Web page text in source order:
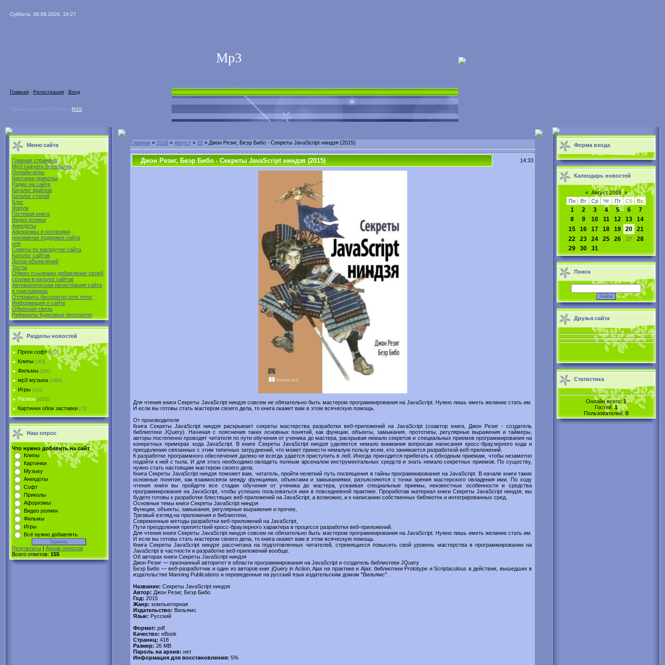
Суббота, 08.08.2026, 19:27
Мp3
Главная | Регистрация | Вход
RSS
Меню сайта
Главная страница
Mp3 скачать бесплатно
Онлайн игры
Картинки приколы
Радио на сайте
Каталог файлов
Каталог статей
Блог
Форум
Гостевая книга
Видео ролики
Анекдоты
Афоризмы и поговорки
рекламная подержка сайта
нлп
Советы по раскрутке сайта
Католог сайтов
Доска объявлений
Тесты
Обмен ссылками добавление своей
ссылки в католог сайтов
Автоматическая регистрация сайта
в поиcкавиках
Отправить бесплатно sms mms
Информация о сайте
Обратная связь
Рефераты Курсовые бесплатно
Разделы новостей
Проги софт [172]
Клипы [263]
Фильмы [161]
мр3 музыка [1980]
Игры [152]
Разное [4322]
Картинки обои заставки [73]
Наш опрос
Что нужно добавить на сайт
Клипы
Картинки
Музыку
Анекдоты
Софт
Приколы
Афоризмы
Видео ролики
Фильмы
Игры
Всё нужно добавлять
Результаты | Архив опросов
Всего ответов: 155
Главная » 2016 » Август » 20 » Джон Резиг, Беэр Бибо - Секреты JavaScript ниндзя (2015)
Джон Резиг, Беэр Бибо - Секреты JavaScript ниндзя (2015) 14:33
Для чтения книги Секреты JavaScript ниндзя совсем не обязательно быть мастером программирования на JavaScript. Нужно лишь иметь желание стать им.
И если вы готовы стать мастером своего дела, то книга окажет вам в этом всяческую помощь.
От производителя
Книга Секреты JavaScript ниндзя раскрывает секреты мастерства разработки веб-приложений на JavaScript (соавтор книги, Джон Резиг - создатель
библиотеки JQuery). Начиная с пояснения таких основных понятий, как функции, объекты, замыкания, прототипы, регулярные выражения и таймеры,
авторы постепенно проводят читателя по пути обучения от ученика до мастера, раскрывая немало секретов и специальных приемов программирования на
конкретных примерах кода JavaScript. В книге Секреты JavaScript ниндзя уделяется немало внимания вопросам написания кросс-браузерного кода и
преодолению связанных с этим типичных затруднений, что может принести немалую пользу всем, кто занимается разработкой веб-приложений.
К разработке программного обеспечения далеко не всегда удается приступить в лоб. Иногда приходится прибегать к обходным приемам, чтобы незаметно
подойти к ней с тыла. И для этого необходимо овладеть полным арсеналом инструментальных средств и знать немало секретных приемов. По существу,
нужно стать настоящим мастером своего дела.
Книга Секреты JavaScript ниндзя поможет вам, читатель, пройти нелегкий путь посвящения в тайны программирования на JavaScript. В начале книги такие
основные понятия, как взаимосвязи между функциями, объектами и замыканиями, разъясняются с точки зрения мастерского овладения ими. По ходу
чтения книги вы пройдете все стадии обучения от ученика до мастера, усваивая специальные приемы, неизвестные особенности и средства
программирования на JavaScript, чтобы успешно пользоваться ими в повседневной практике. Проработав материал книги Секреты JavaScript ниндзя, вы
будете готовы к разработке блестящих веб-приложений на JavaScript, а возможно, и к написанию собственных библиотек и интегрированных сред.
Основные темы книги Секреты JavaScript ниндзя
Функции, объекты, замыкания, регулярные выражения и прочее,
Трезвый взгляд на приложения и библиотеки,
Современные методы разработки веб-приложений на JavaScript,
Пути преодоления препятствий кросс-браузерного характера в процессе разработки веб-приложений.
Для чтения книги Секреты JavaScript ниндзя совсем не обязательно быть мастером программирования на JavaScript. Нужно лишь иметь желание стать им.
И если вы готовы стать мастером своего дела, то книга окажет вам в этом всяческую помощь.
Книга Секреты JavaScript ниндзя рассчитана на подготовленных читателей, стремящихся повысить свой уровень мастерства в программировании на
JavaScript в частности и разработке веб-приложений вообще.
Об авторах книги Секреты JavaScript ниндзя
Джон Резиг — признанный авторитет в области программирования на JavaScript и создатель библиотеки JQuery
Беэр Бибо — веб-разработчик и один из авторов книг jQuery in Action, Ajax на практике и Ajax: библиотеки Prototype и Scriptaculous в действии, вышедших в
издательстве Manning Publications и переведенные на русский язык издательским домом "Вильямс".
Название: Секреты JavaScript ниндзя
Автор: Джон Резиг, Беэр Бибо
Год: 2015
Жанр: компьютерная
Издательство: Вильямс
Язык: Русский
Формат: pdf
Качество: eBook
Страниц: 418
Размер: 26 MB
Пароль на архив: нет
Информация для восстановления: 5%
Форма входа
Календарь новостей
« Август 2016 »
Пн
Вт Ср Чт Пт Сб Вс
1 2 3 4 5 6
7
8
9 10 11 12 13
14
15
16 17 18 19 20
21
22
23 24 25 26 27
28
29
30 31
Поиск
Друзья сайта
Статистика
Онлайн всего: 1
Гостей:1
Пользователей:0